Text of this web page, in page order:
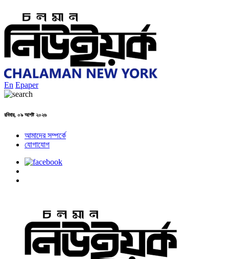
En Epaper
রবিবার, ০৯ আগষ্ট ২০২৬
আমাদের সম্পর্কে
যোগাযোগ